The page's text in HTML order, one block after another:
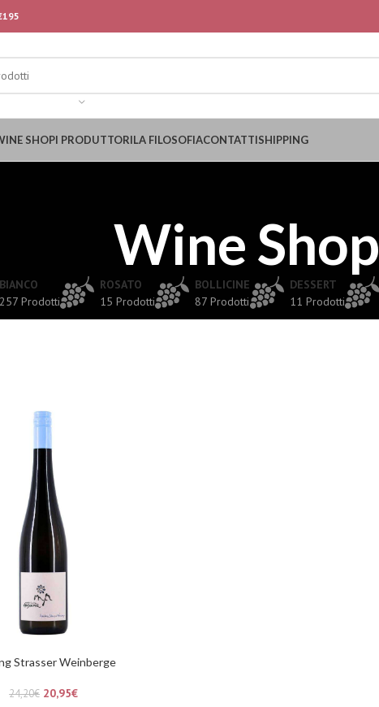
SHOPI PRODUTTORILA FILOSOFIACONTATTISHIPPING
Wine Shop
BIANCO
257 Prodotti
ROSATO
15 Prodotti
BOLLICINE
87 Prodotti
DESSERT
11 Prodotti
Strasser Weinberge
24,20€ 20,95€